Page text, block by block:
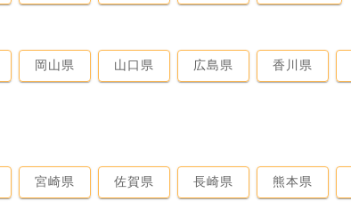
岡山県 山口県 広島県 香川県
宮崎県 佐賀県 長崎県 熊本県